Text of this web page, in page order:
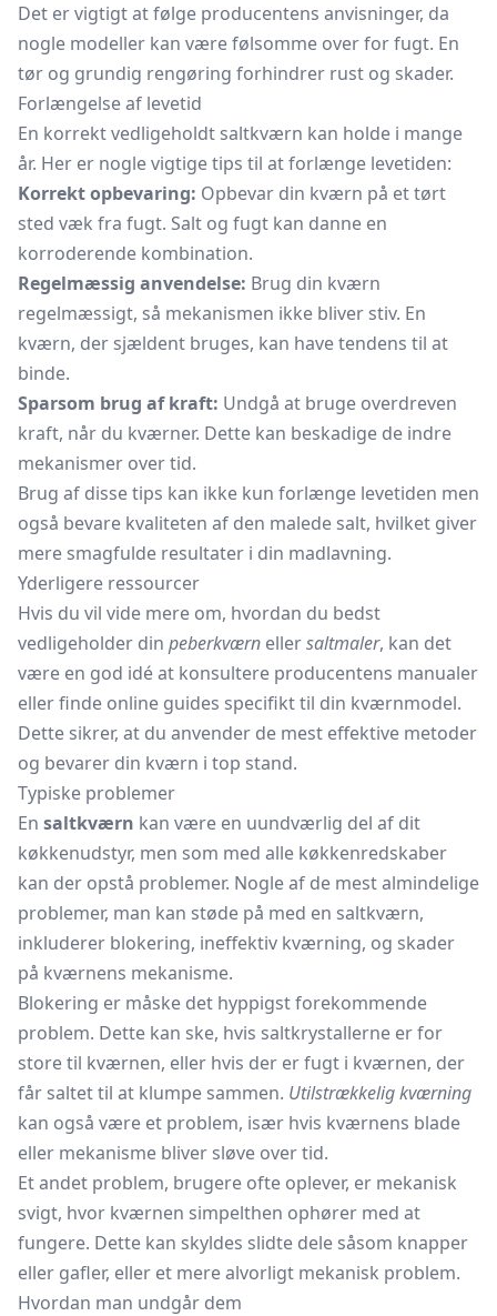
Det er vigtigt at følge producentens anvisninger, da
nogle modeller kan være følsomme over for fugt. En
tør og grundig rengøring forhindrer rust og skader.
Forlængelse af levetid
En korrekt vedligeholdt saltkværn kan holde i mange
år. Her er nogle vigtige tips til at forlænge levetiden:
Korrekt opbevaring: Opbevar din kværn på et tørt
sted væk fra fugt. Salt og fugt kan danne en
korroderende kombination.
Regelmæssig anvendelse: Brug din kværn
regelmæssigt, så mekanismen ikke bliver stiv. En
kværn, der sjældent bruges, kan have tendens til at
binde.
Sparsom brug af kraft: Undgå at bruge overdreven
kraft, når du kværner. Dette kan beskadige de indre
mekanismer over tid.
Brug af disse tips kan ikke kun forlænge levetiden men
også bevare kvaliteten af den malede salt, hvilket giver
mere smagfulde resultater i din madlavning.
Yderligere ressourcer
Hvis du vil vide mere om, hvordan du bedst
vedligeholder din peberkværn ellersaltmaler, kan det
være en god idé at konsultere producentens manualer
eller finde online guides specifikt til din kværnmodel.
Dette sikrer, at du anvender de mest effektive metoder
og bevarer din kværn i top stand.
Typiske problemer
En saltkværn kan være en uundværlig del af dit
køkkenudstyr, men som med alle køkkenredskaber
kan der opstå problemer. Nogle af de mest almindelige
problemer, man kan støde på med en saltkværn,
inkluderer blokering, ineffektiv kværning, og skader
på kværnens mekanisme.
Blokering er måske det hyppigst forekommende
problem. Dette kan ske, hvis saltkrystallerne er for
store til kværnen, eller hvis der er fugt i kværnen, der
får saltet til at klumpe sammen. Utilstrækkelig kværning
kan også være et problem, især hvis kværnens blade
eller mekanisme bliver sløve over tid.
Et andet problem, brugere ofte oplever, er mekanisk
svigt, hvor kværnen simpelthen ophører med at
fungere. Dette kan skyldes slidte dele såsom knapper
eller gafler, eller et mere alvorligt mekanisk problem.
Hvordan man undgår dem